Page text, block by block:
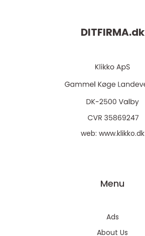
DITFIRMA.dk
web: www.klikko.dk
Menu
Ads
About Us